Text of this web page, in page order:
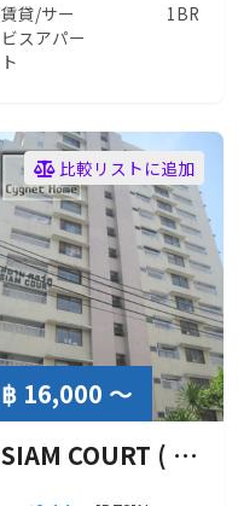
賃貸/サー
ビスアパー
ト
1BR
比較リストに追加
฿ 16,000 ～
SIAM COURT ( サイアム コート )